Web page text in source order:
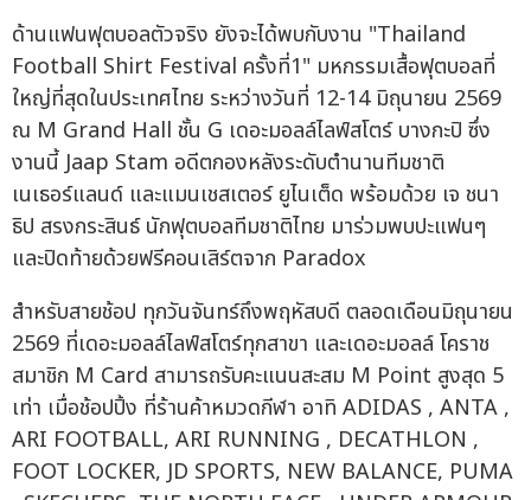
ด้านแฟนฟุตบอลตัวจริง ยังจะได้พบกับงาน "Thailand
Football Shirt Festival ครั้งที่1" มหกรรมเสื้อฟุตบอลที่
ใหญ่ที่สุดในประเทศไทย ระหว่างวันที่ 12-14 มิถุนายน 2569
ณ M Grand Hall ชั้น G เดอะมอลล์ไลฟ์สโตร์ บางกะปิ ซึ่ง
งานนี้ Jaap Stam อดีตกองหลังระดับตำนานทีมชาติ
เนเธอร์แลนด์ และแมนเชสเตอร์ ยูไนเต็ด พร้อมด้วย เจ ชนา
ธิป สรงกระสินธ์ นักฟุตบอลทีมชาติไทย มาร่วมพบปะแฟนๆ
และปิดท้ายด้วยฟรีคอนเสิร์ตจาก Paradox
สำหรับสายช้อป ทุกวันจันทร์ถึงพฤหัสบดี ตลอดเดือนมิถุนายน
2569 ที่เดอะมอลล์ไลฟ์สโตร์ทุกสาขา และเดอะมอลล์ โคราช
สมาชิก M Card สามารถรับคะแนนสะสม M Point สูงสุด 5
เท่า เมื่อช้อปปิ้ง ที่ร้านค้าหมวดกีฬา อาทิ ADIDAS , ANTA ,
ARI FOOTBALL, ARI RUNNING , DECATHLON ,
FOOT LOCKER, JD SPORTS, NEW BALANCE, PUMA